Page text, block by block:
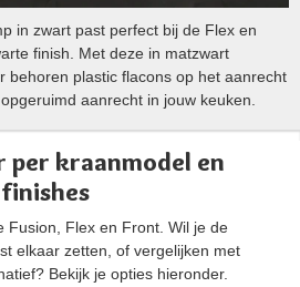
in zwart past perfect bij de Flex en
finish. Met deze in matzwart
behoren plastic flacons op het aanrecht
aanrecht in jouw keuken.
kraanmodel en
Fusion, Flex en Front. Wil je de
elkaar zetten, of vergelijken met
Bekijk je opties hieronder.